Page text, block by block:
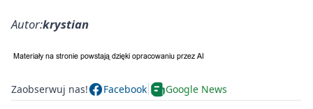
Autor:krystian
Zaobserwuj nas! Facebook Google News